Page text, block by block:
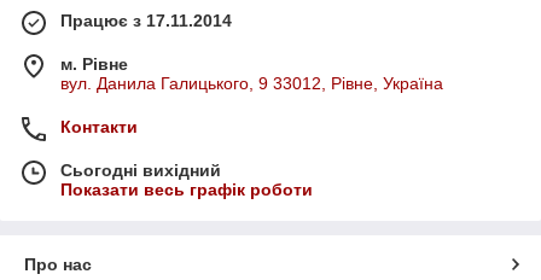
Працює з 17.11.2014
м. Рівне
вул. Данила Галицького, 9 33012, Рівне, Україна
Контакти
Сьогодні вихідний
Показати весь графік роботи
Про нас